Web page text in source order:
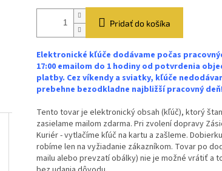
Pridať do košíka
Elektronické kľúče dodávame počas
17:00 emailom do 1 hodiny od potvrdenia
platby. Cez víkendy a sviatky, kľúče
prebehne bezodkladne najbližší pracovný deň!
Tento tovar je elektronický obsah (kľúč), ktorý
zasielame mailom zdarma. Pri zvolení dopravy
Kuriér - vytlačíme kľúč na kartu a zašleme.
robíme len na vyžiadanie zákazníkom. Tovar po
mailu alebo prevzatí obálky) nie je možné vrátiť a